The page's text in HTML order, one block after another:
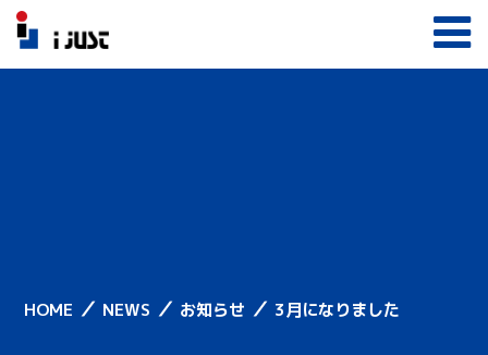
HOME ／ NEWS ／ お知らせ ／ 3月になりました